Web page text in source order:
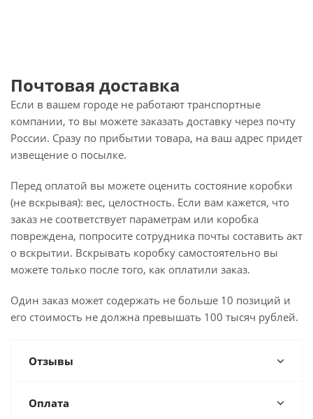
Почтовая доставка
Если в вашем городе не работают транспортные
компании, то вы можете заказать доставку через почту
России. Сразу по прибытии товара, на ваш адрес придет
извещение о посылке.
Перед оплатой вы можете оценить состояние коробки
(не вскрывая): вес, целостность. Если вам кажется, что
заказ не соответствует параметрам или коробка
повреждена, попросите сотрудника почты составить акт
о вскрытии. Вскрывать коробку самостоятельно вы
можете только после того, как оплатили заказ.
Один заказ может содержать не больше 10 позиций и
его стоимость не должна превышать 100 тысяч рублей.
Отзывы
Оплата